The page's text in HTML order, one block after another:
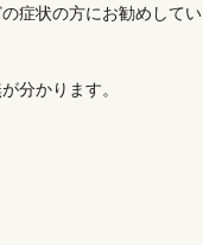
症状の方にお勧めしてい
分かります。